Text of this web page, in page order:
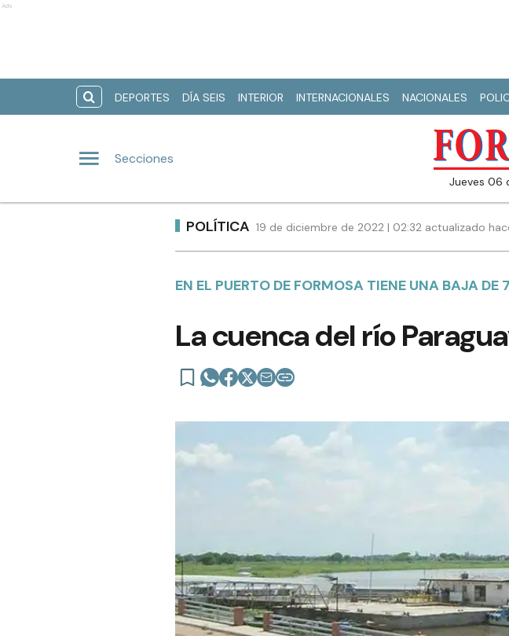
Ads
DEPORTES DÍA SEIS INTERIOR INTERNACIONALES NACIONALES
Secciones
jueves 06
POLÍTICA 19 de diciembre de 2022 | 02:32 actualizado
EN EL PUERTO DE FORMOSA TIENE UNA BAJA DE
La cuenca del río